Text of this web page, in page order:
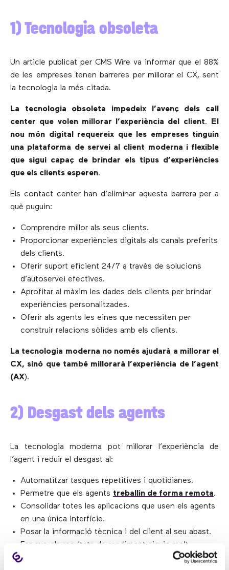
1) Tecnologia obsoleta
Un article publicat per CMS Wire va informar que el 88%
de les empreses tenen barreres per millorar el CX, sent
la tecnologia la més citada.
La tecnologia obsoleta impedeix l’avenç dels call
center que volen millorar l’experiència del client.
El
nou món digital requereix que les empreses tinguin
una plataforma de servei al client moderna i flexible
que sigui capaç de brindar els tipus d’experiències
que els clients esperen.
Els contact center han d’eliminar aquesta barrera per a
què puguin:
Comprendre millor als seus clients.
Proporcionar experiències digitals als canals preferits
dels clients.
Oferir suport eficient 24/7 a través de solucions
d’autoservei efectives.
Aprofitar al màxim les dades dels clients per brindar
experiències personalitzades.
Oferir als agents les eines que necessiten per
construir relacions sòlides amb els clients.
La tecnologia moderna no només ajudarà a millorar el
CX, sinó que també millorarà l’experiència de l’agent
(AX).
2) Desgast dels agents
La tecnologia moderna pot millorar l’experiència de
l’agent i reduir el desgast al:
Automatitzar tasques repetitives i quotidianes.
Permetre que els agents treballin de forma remota.
Consolidar totes les aplicacions que usen els agents
en una única interfície.
Posar la informació tècnica i del client al seu abast.
Fer que els resultats de rendiment siguin molt
visibles.